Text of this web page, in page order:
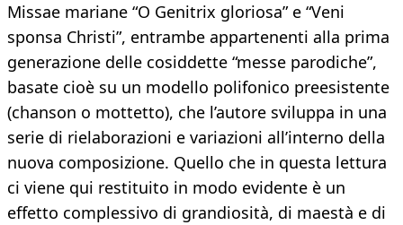
Missae mariane “O Genitrix gloriosa” e “Veni
sponsa Christi”, entrambe appartenenti alla prima
generazione delle cosiddette “messe parodiche”,
basate cioè su un modello polifonico preesistente
(chanson o mottetto), che l’autore sviluppa in una
serie di rielaborazioni e variazioni all’interno della
nuova composizione. Quello che in questa lettura
ci viene qui restituito in modo evidente è un
effetto complessivo di grandiosità, di maestà e di